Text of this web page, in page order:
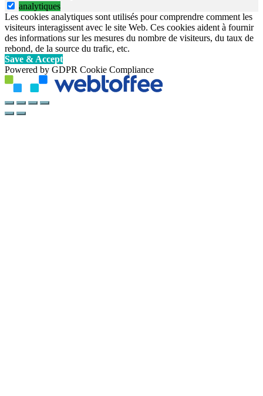
analytiques
Les cookies analytiques sont utilisés pour comprendre comment les
visiteurs interagissent avec le site Web. Ces cookies aident à fournir
des informations sur les mesures du nombre de visiteurs, du taux de
rebond, de la source du trafic, etc.
Save & Accept
Powered by GDPR Cookie Compliance